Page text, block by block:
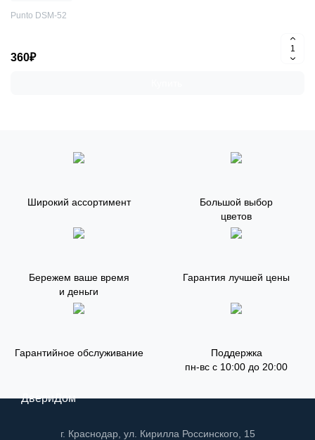
Punto DSM-52
360₽
Широкий ассортимент
Большой выбор
цветов
Бережем ваше время
и деньги
Гарантия лучшей цены
Гарантийное обслуживание
Поддержка
пн-вс с 10:00 до 20:00
ДвериДом
г. Краснодар, ул. Кирилла Россинского, 15